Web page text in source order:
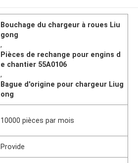
Bouchage du chargeur à roues Liu
gong
,
Pièces de rechange pour engins d
e chantier 55A0106
,
Bague d'origine pour chargeur Liug
ong
10000 pièces par mois
Provide